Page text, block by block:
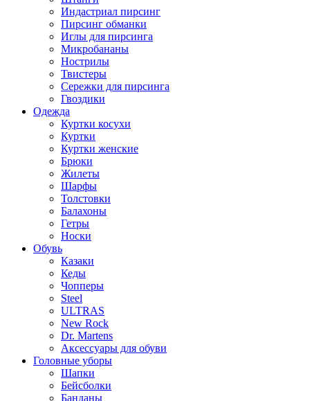
Индастриал пирсинг
Пирсинг обманки
Иглы для пирсинга
Микробананы
Нострилы
Твистеры
Сережки для пирсинга
Гвоздики
Одежда
Куртки косухи
Куртки
Куртки женские
Брюки
Жилеты
Шарфы
Толстовки
Балахоны
Гетры
Носки
Обувь
Казаки
Кеды
Чопперы
Steel
ULTRAS
New Rock
Dr. Martens
Аксессуары для обуви
Головные уборы
Шапки
Бейсболки
Банданы